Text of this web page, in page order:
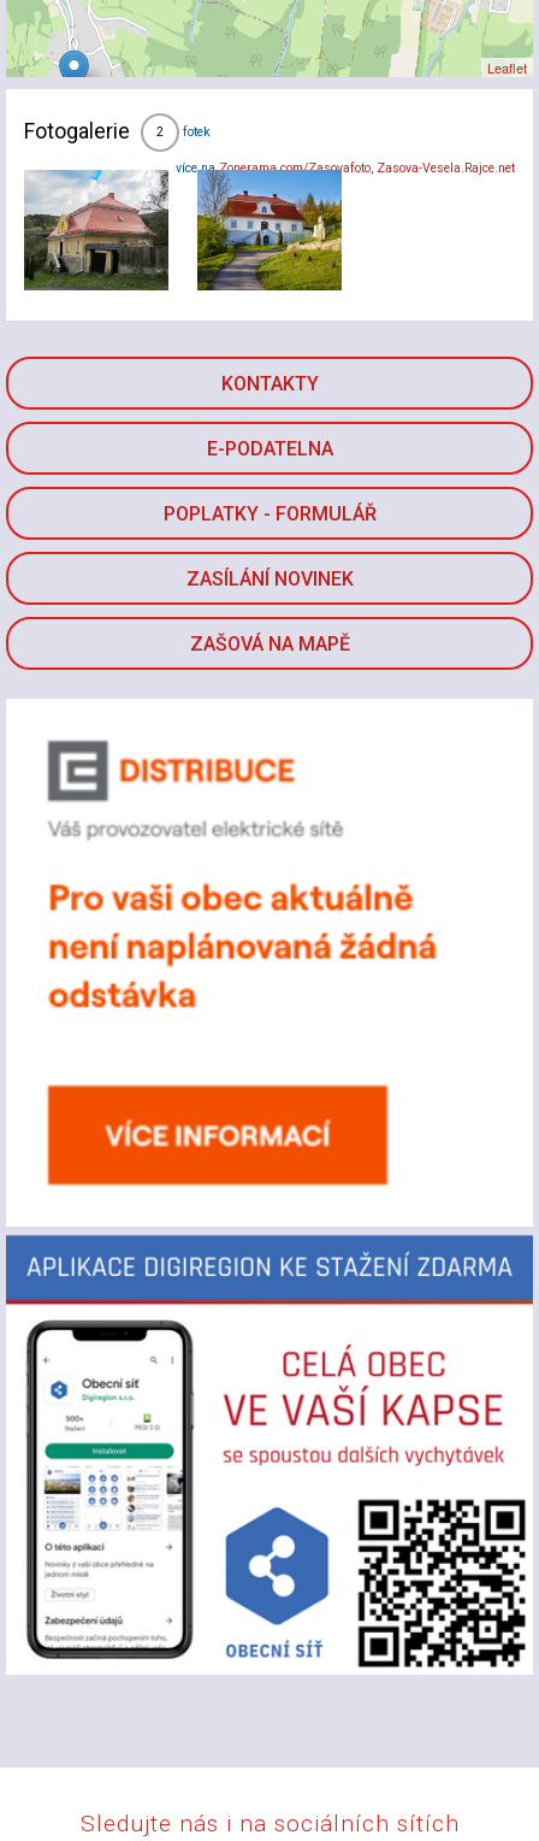
KONTAKTY
E-PODATELNA
POPLATKY - FORMULÁŘ
ZASÍLÁNÍ NOVINEK
ZAŠOVÁ NA MAPĚ
Leaflet
Fotogalerie 2 fotek
více naZonerama.com/Zasovafoto, Zasova-Vesela.Rajce.net
Sledujte nás i na sociálních sítích